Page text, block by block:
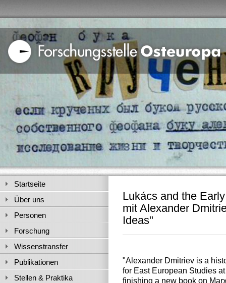
Lukács and the
mit Alexander
Ideas"
"Alexander Dmitriev is a
for East European Studies
finishing a new book on
Startseite
Über uns
Personen
Forschung
Wissenstransfer
Publikationen
Stellen & Praktika